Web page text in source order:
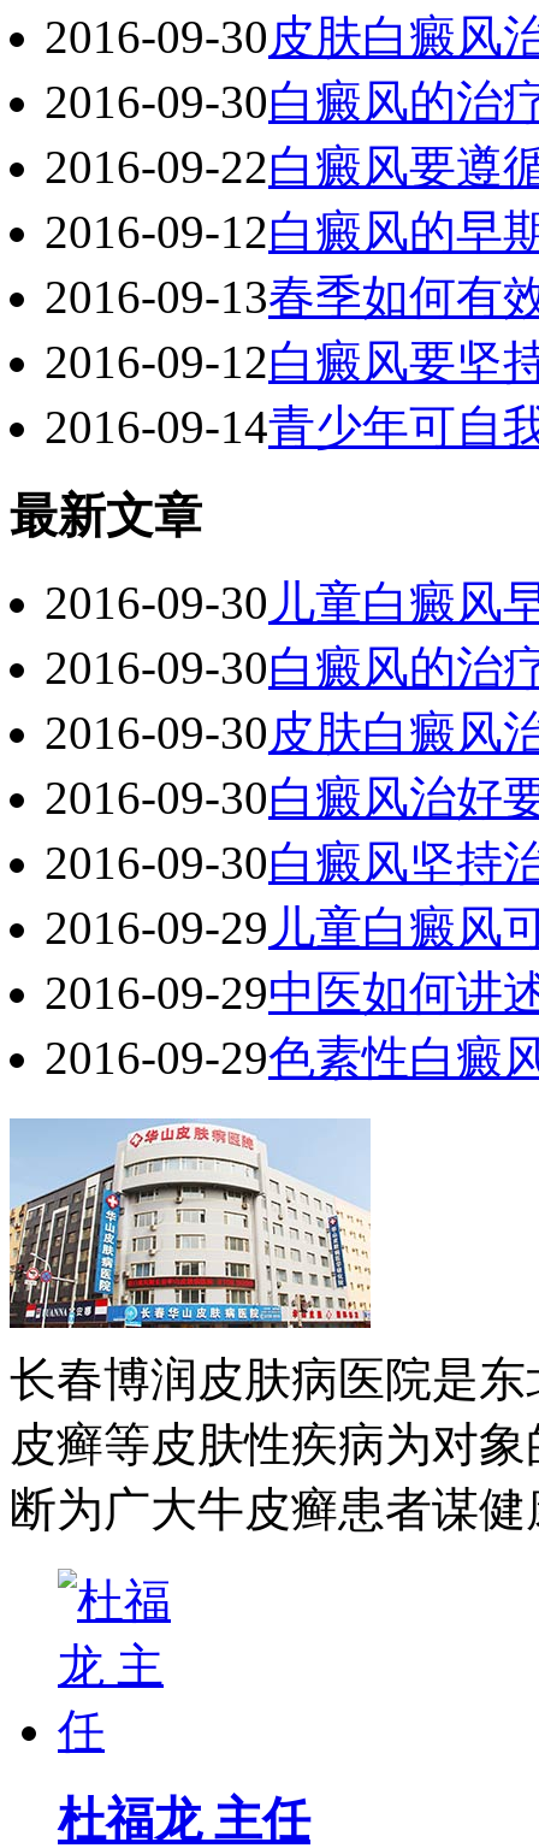
2016-09-30皮肤白癜风
2016-09-30白癜风的治
2016-09-22白癜风要遵
2016-09-12白癜风的早
2016-09-13春季如何有
2016-09-12白癜风要坚
2016-09-14青少年可自
最新文章
2016-09-30 儿童白癜风
2016-09-30白癜风的治
2016-09-30皮肤白癜风
2016-09-30白癜风治好
2016-09-30白癜风坚持
2016-09-29 儿童白癜风
2016-09-29中医如何讲
2016-09-29色素性白癜
长春博润皮肤病医院是
皮癣等皮肤性疾病为对
断为广大牛皮癣患者谋
杜福龙 主任